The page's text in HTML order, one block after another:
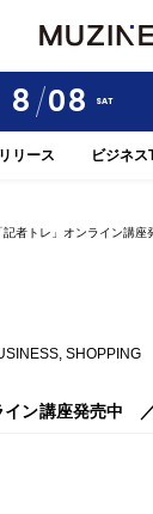
8 08 SAT
河口湖
リース ビジネス
者トレ」オンライン講座
, SHOPPING
イン講座発売中